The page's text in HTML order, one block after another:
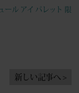
ール アイ パレット 限
新しい記事へ >